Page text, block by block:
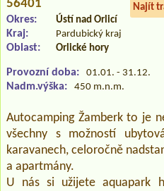
56401
Najít
Okres: Ústí nad Orlicí
Kraj: Pardubický kraj
Oblast: Orlické hory
Provozní doba: 01.01. - 31.12.
Nadm.výška: 450 m.n.m.
Autocamping Žamberk to je
všechny s možností
karavanech, celoročně
a apartmány.
U nás si užijete aquapark